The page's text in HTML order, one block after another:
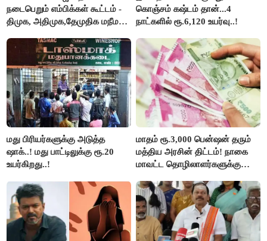
நடைபெறும் எம்பிக்கள் கூட்டம் -
திமுக, அதிமுக,தேமுதிக மநீம
கொஞ்சம் கஷ்டம் தான்...4
நாட்களில் ரூ.6,120 உயர்வு..!
மது பிரியர்களுக்கு அடுத்த
ஷாக்..! மது பாட்டிலுக்கு ரூ.20
உயர்கிறது..!
மாதம் ரூ.3,000 பென்ஷன் தரும்
மத்திய அரசின் திட்டம்! நாகை
மாவட்ட தொழிலாளர்களுக்கு
செய்தி!